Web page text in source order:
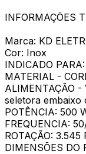
INFORMAÇÕES
Marca: KD
Cor: Inox
INDICADO
MATERIAL -
ALIMENTAÇÃO -
seletora embaixo
POTÊNCIA: 500
FREQUENCIA:
ROTAÇÃO: 3.545
DIMENSÕES DO